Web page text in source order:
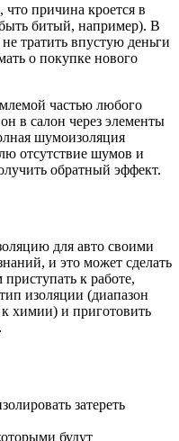
причина кроется в
битый, например). В
тратить впустую деньги
о покупке нового
частью любого
в салон через элементы
шумоизоляция
отсутствие шумов и
обратный эффект.
для авто своими
и это может сделать
к работе,
изоляции (диапазон
к химии) и приготовить
затереть
будут